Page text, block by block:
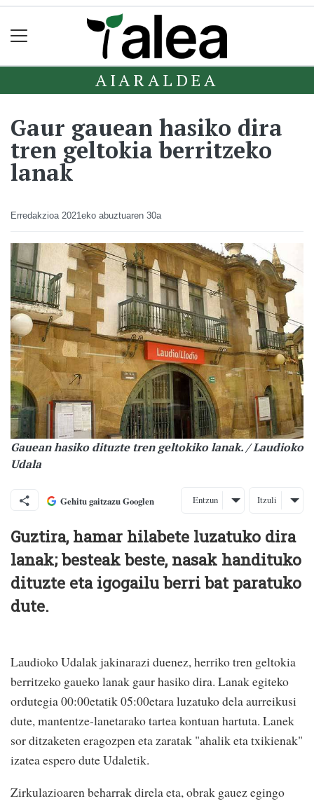
AIARALDEA
Gaur gauean hasiko dira
tren geltokia berritzeko
lanak
Erredakzioa 2021eko abuztuaren 30a
Gauean hasiko dituzte tren geltokiko lanak. / Laudioko
Udala
Gehitu gaitzazu Googlen Entzun Itzuli
Guztira, hamar hilabete luzatuko dira
lanak; besteak beste, nasak handituko
dituzte eta igogailu berri bat paratuko
dute.
Laudioko Udalak jakinarazi duenez, herriko tren geltokia
berritzeko gaueko lanak gaur hasiko dira. Lanak egiteko
ordutegia 00:00etatik 05:00etara luzatuko dela aurreikusi
dute, mantentze-lanetarako tartea kontuan hartuta. Lanek
sor ditzaketen eragozpen eta zaratak "ahalik eta txikienak"
izatea espero dute Udaletik.
Zirkulazioaren beharrak direla eta, obrak gauez egingo